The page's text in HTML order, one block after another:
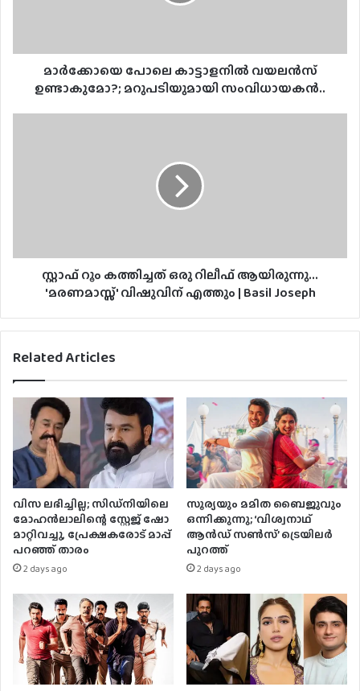
മാർക്കോയെ പോലെ കാട്ടാളനിൽ വയലൻസ്
ഉണ്ടാകുമോ?; മറുപടിയുമായി സംവിധായകൻ..
സ്റ്റാഫ് റൂം കത്തിച്ചത് ഒരു റിലീഫ് ആയിരുന്നു...
'മരണമാസ്സ്' വിഷുവിന് എത്തും | Basil Joseph
Related Articles
വിസ ലഭിച്ചില്ല; സിഡ്നിയിലെ
മോഹൻലാലിന്റെ സ്റ്റേജ് ഷോ
മാറ്റിവച്ചു, പ്രേക്ഷകരോട് മാപ്പ്
പറഞ്ഞ് താരം
2 days ago
സൂര്യയും മമിത ബൈജുവും
ഒന്നിക്കുന്നു; ‘വിശ്വനാഥ്
ആൻഡ് സൺസ്’ ട്രെയിലർ
പുറത്ത്
2 days ago